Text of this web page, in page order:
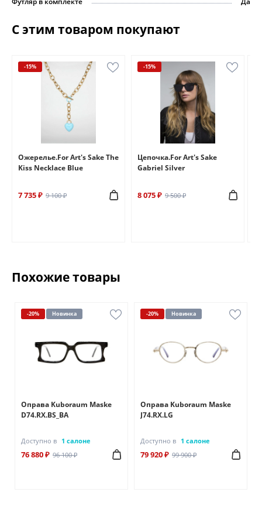
С этим товаром покупают
-15%
Ожерелье.For Art's Sake The
Kiss Necklace Blue
7 735 ₽ 9 100 ₽
-15%
Цепочка.For Art's Sake
Gabriel Silver
8 075 ₽ 9 500 ₽
Похожие товары
-20% Новинка
Оправа Kuboraum Maske
D74.RX.BS_BA
Доступно в 1 салоне
76 880 ₽ 96 100 ₽
-20% Новинка
Оправа Kuboraum Maske
J74.RX.LG
Доступно в 1 салоне
79 920 ₽ 99 900 ₽